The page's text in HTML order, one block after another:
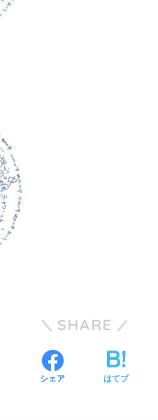
SHARE
シェア はてブ